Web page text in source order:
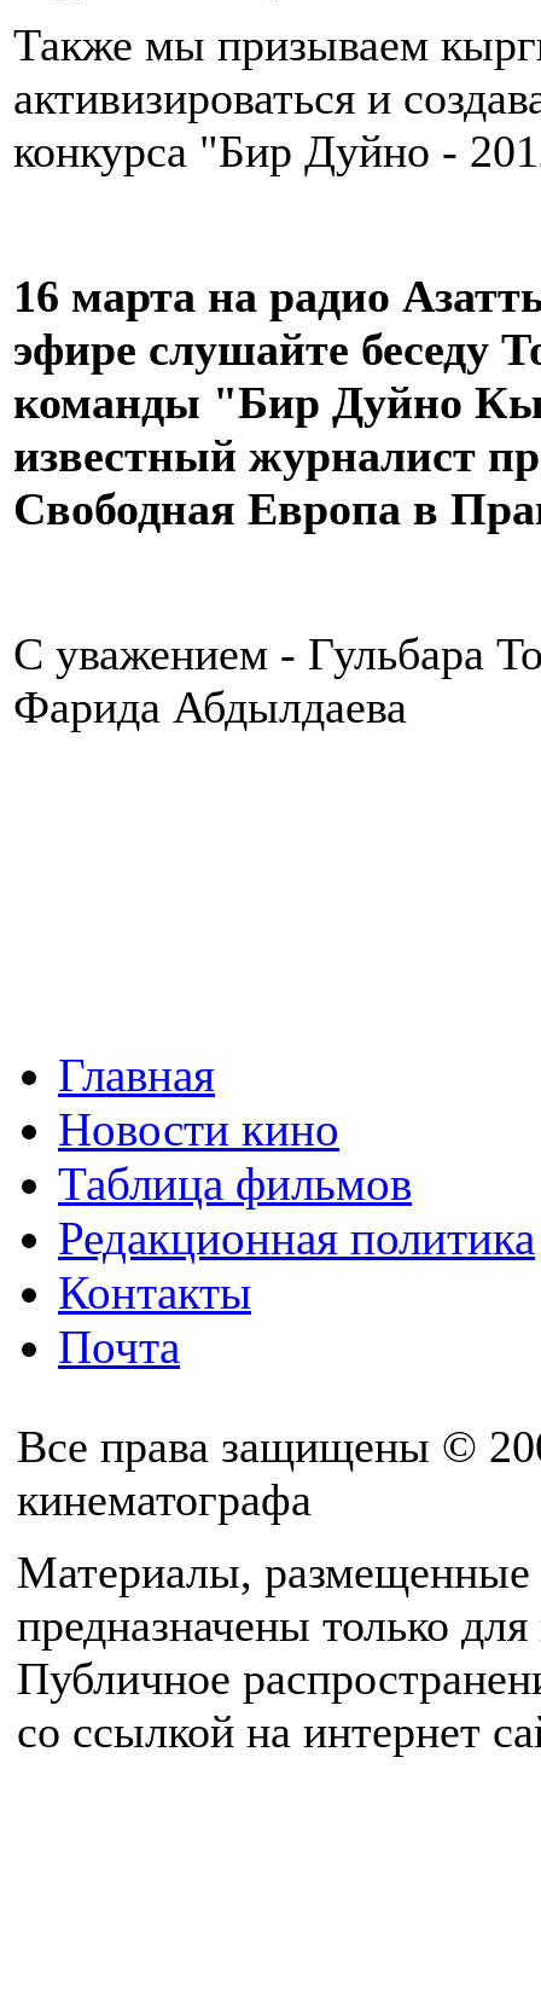
Также мы призываем
активизироваться и
конкурса "Бир Дуйно -
16 марта на радио
эфире слушайте беседу
команды "Бир Дуйно
известный журналист
Свободная Европа в
С уважением - Гульбара
Фарида Абдылдаева
Главная
Новости кино
Таблица фильмов
Редакционная политика
Контакты
Почта
Все права защищены ©
кинематографа
Материалы, размещенные
предназначены только
Публичное
со ссылкой на интернет